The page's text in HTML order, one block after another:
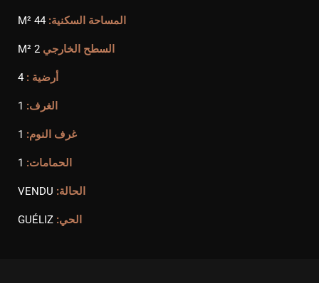
المساحة السكنية: 44 M²
السطح الخارجي 2 M²
أرضية : 4
الغرف: 1
غرف النوم: 1
الحمامات: 1
الحالة: VENDU
الحي: GUÉLIZ